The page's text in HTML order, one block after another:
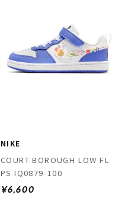
NIKE
COURT BOROUGH LOW FL
PS IQ0879-100
¥6,600